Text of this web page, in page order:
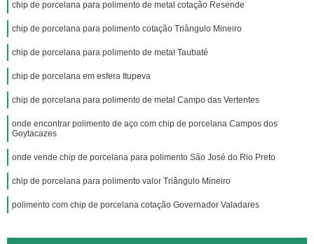
chip de porcelana para polimento de metal cotação Resende
chip de porcelana para polimento cotação Triângulo Mineiro
chip de porcelana para polimento de metal Taubaté
chip de porcelana em esfera Itupeva
chip de porcelana para polimento de metal Campo das Vertentes
onde encontrar polimento de aço com chip de porcelana Campos dos
Goytacazes
onde vende chip de porcelana para polimento São José do Rio Preto
chip de porcelana para polimento valor Triângulo Mineiro
polimento com chip de porcelana cotação Governador Valadares